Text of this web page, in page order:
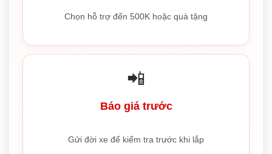
Chọn hỗ trợ đến 500K hoặc quà tặng
📲
Báo giá trước
Gửi đời xe để kiểm tra trước khi lắp